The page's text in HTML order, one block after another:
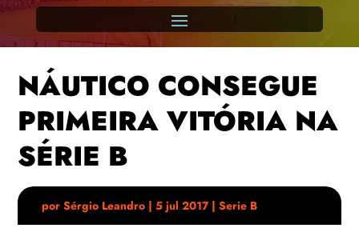
NÁUTICO CONSEGUE
PRIMEIRA VITÓRIA NA
SÉRIE B
porSérgio Leandro |5 jul 2017|Serie B